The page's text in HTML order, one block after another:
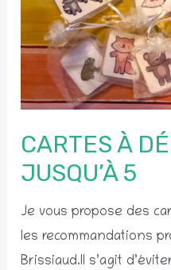
CARTES À
JUSQU’À 5
Je vous propose des
les recommandations
Brissiaud.Il s’agit